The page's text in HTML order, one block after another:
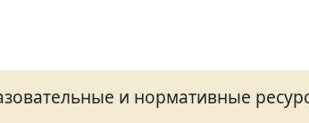
и нормативные